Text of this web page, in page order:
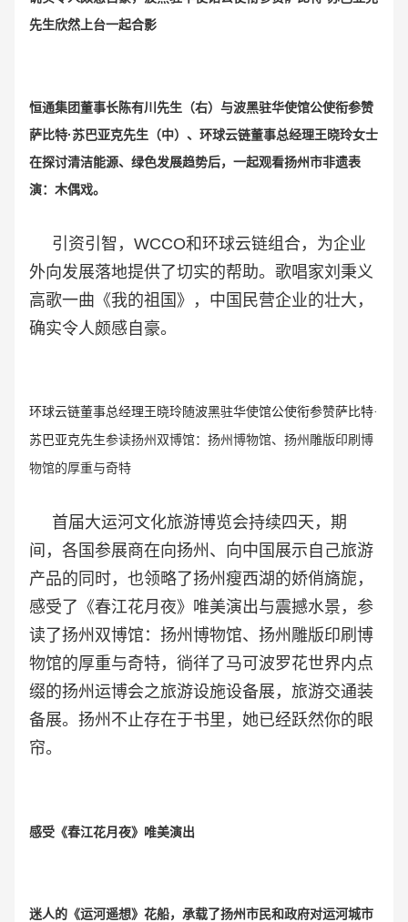
先生欣然上台一起合影
恒通集团董事长陈有川先生（右）与波黑驻华使馆公使衔参赞
萨比特·苏巴亚克先生（中）、环球云链董事总经理王晓玲女士
在探讨清洁能源、绿色发展趋势后，一起观看扬州市非遗表
演：木偶戏。
引资引智，WCCO和环球云链组合，为企业
外向发展落地提供了切实的帮助。歌唱家刘秉义
高歌一曲《我的祖国》，中国民营企业的壮大，
确实令人颇感自豪。
环球云链董事总经理王晓玲随波黑驻华使馆公使衔参赞萨比特·
苏巴亚克先生参读扬州双博馆：扬州博物馆、扬州雕版印刷博
物馆的厚重与奇特
首届大运河文化旅游博览会持续四天，期
间，各国参展商在向扬州、向中国展示自己旅游
产品的同时，也领略了扬州瘦西湖的娇俏旖旎，
感受了《春江花月夜》唯美演出与震撼水景，参
读了扬州双博馆：扬州博物馆、扬州雕版印刷博
物馆的厚重与奇特，徜徉了马可波罗花世界内点
缀的扬州运博会之旅游设施设备展，旅游交通装
备展。扬州不止存在于书里，她已经跃然你的眼
帘。
感受《春江花月夜》唯美演出
迷人的《运河遥想》花船，承载了扬州市民和政府对运河城市